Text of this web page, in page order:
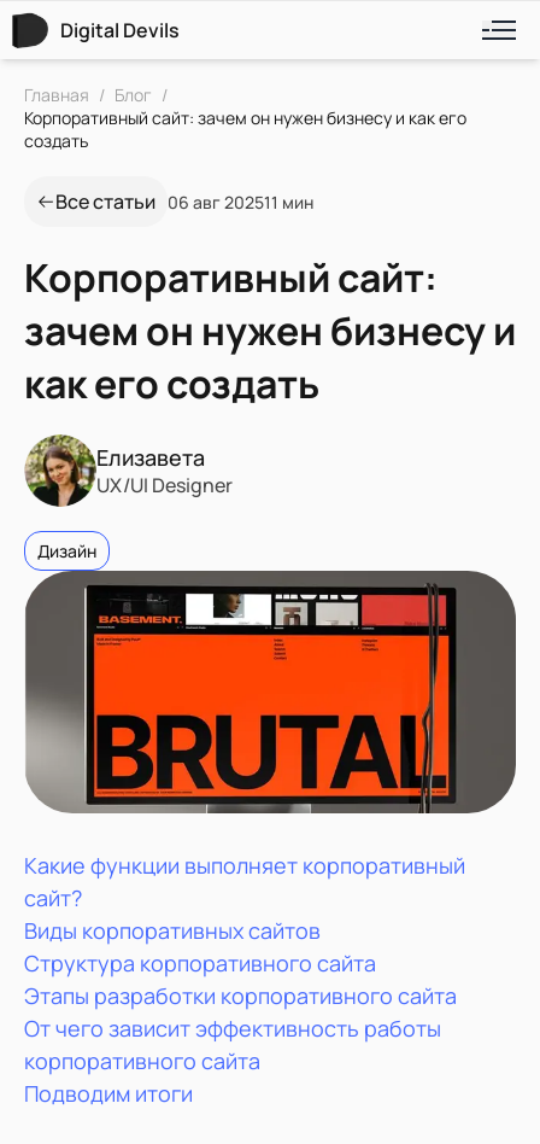
Digital Devils
Главная / Блог /
Корпоративный сайт: зачем он нужен бизнесу и как его
создать
Все статьи 06 авг 202511 мин
Корпоративный сайт:
зачем он нужен бизнесу и
как его создать
Елизавета
UX/UI Designer
Дизайн
Какие функции выполняет корпоративный
сайт?
Виды корпоративных сайтов
Структура корпоративного сайта
Этапы разработки корпоративного сайта
От чего зависит эффективность работы
корпоративного сайта
Подводим итоги